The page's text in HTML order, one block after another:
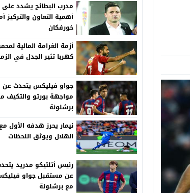
مدرب البطائح يشدد على
أهمية التعاون والتركيز
خورفكان
أزمة الغرامة المالية
كهربا تثير الجدل في
جواو فيليكس يتحدث عن
مواجهة بورتو والتكيف
برشلونة
نيمار يحرز هدفه الأول
الهلال ويوثق اللحظات
رئيس أتلتيكو مدريد
عن مستقبل جواو
مع برشلونة